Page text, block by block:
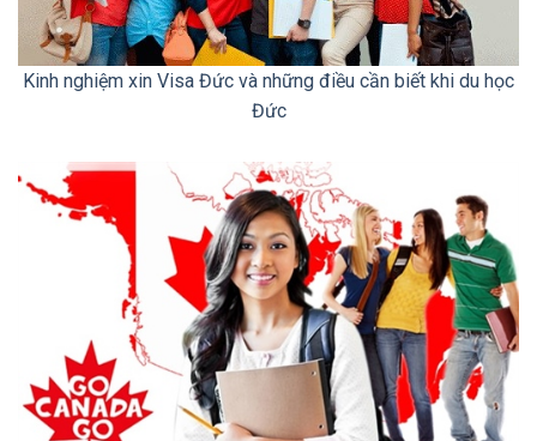
Kinh nghiệm xin Visa Đức và những điều cần biết khi du học
Đức